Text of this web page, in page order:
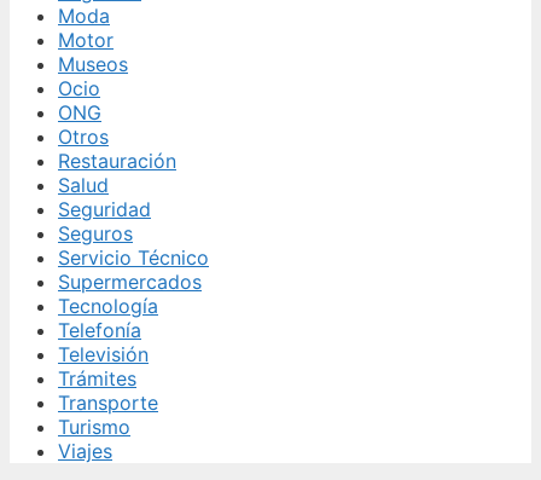
Moda
Motor
Museos
Ocio
ONG
Otros
Restauración
Salud
Seguridad
Seguros
Servicio Técnico
Supermercados
Tecnología
Telefonía
Televisión
Trámites
Transporte
Turismo
Viajes